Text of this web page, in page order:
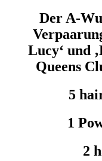
Der A-
Lucy‘ und
Queens
5
1
2